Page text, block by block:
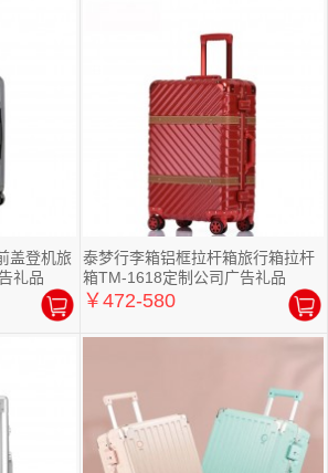
盖登机旅
礼品
泰梦行李箱铝框拉杆箱旅行箱拉杆
箱TM-1618定制公司广告礼品
￥472-580